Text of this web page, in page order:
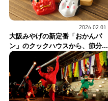
2026.02.01
大阪みやげの新定番「おかんパ
ン」のクックハウスから、節分...